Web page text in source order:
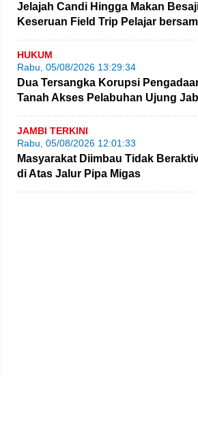
Jelajah Candi Hingga Makan
Keseruan Field Trip Pelajar
NBT Coal Group
HUKUM
Rabu, 05/08/2026 13:29:34
Dua Tersangka Korupsi
Tanah Akses Pelabuhan Ujung
Diserahkan ke JPU
JAMBI TERKINI
Rabu, 05/08/2026 12:01:33
Masyarakat Diimbau Tidak
di Atas Jalur Pipa Migas